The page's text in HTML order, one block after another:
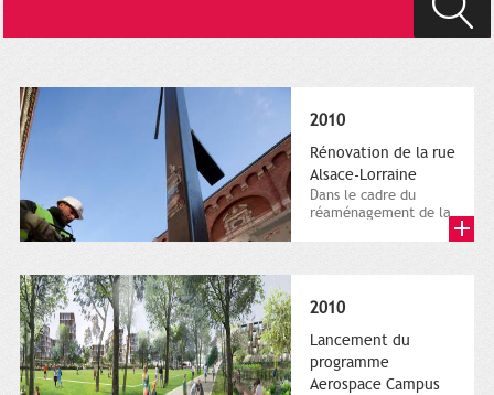
2010
Rénovation de la rue
Alsace-Lorraine
Dans le cadre du
réaménagement de la
rue Alsace, les travaux
2010
Lancement du
programme
Aerospace Campus